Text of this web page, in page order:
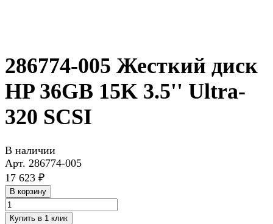
286774-005 Жесткий диск
HP 36GB 15K 3.5'' Ultra-
320 SCSI
В наличии
Арт. 286774-005
17 623 ₽
В корзину
Купить в 1 клик